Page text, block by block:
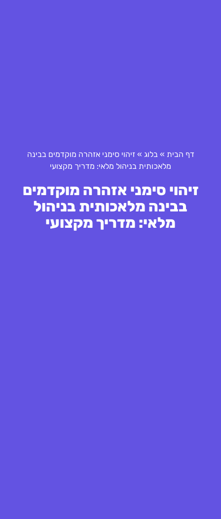
דף הבית » בלוג »זיהוי סימני אזהרה מוקדמים בבינה
מלאכותית בניהול מלאי: מדריך מקצועי
זיהוי סימני אזהרה מוקדמים
בבינה מלאכותית בניהול
מלאי: מדריך מקצועי